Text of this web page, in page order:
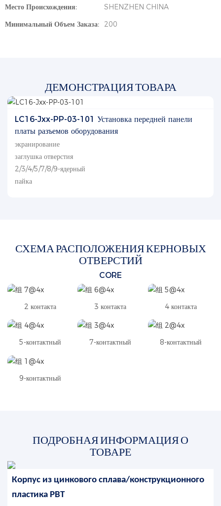
Место Происхождения:
SHENZHEN CHINA
Минимальный Объем Заказа:
200
ДЕМОНСТРАЦИЯ ТОВАРА
LC16-Jxx-PP-03-101 Установка передней панели
платы разъемов оборудования
экранирование
заглушка отверстия
2/3/4/5/7/8/9-ядерный
пайка
СХЕМА РАСПОЛОЖЕНИЯ КЕРНОВЫХ
ОТВЕРСТИЙ
CORE
2 контакта 3 контакта 4 контакта
5-контактный 7-контактный 8-контактный
9-контактный
ПОДРОБНАЯ ИНФОРМАЦИЯ О
ТОВАРЕ
Корпус из цинкового сплава/конструкционного
пластика PBT